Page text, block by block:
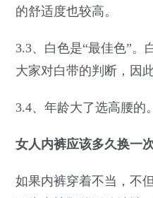
的舒适度也较高。
3.3、白色是“最佳色”
大家对白带的判断，因
3.4、年龄大了选高腰的
女人内裤应该多久换一
如果内裤穿着不当，不